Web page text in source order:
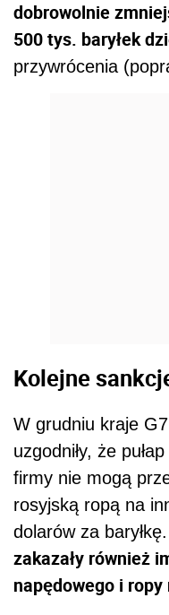
dobrowolnie
500 tys. baryłek
przywrócenia
Kolejne
W grudniu kraje
uzgodniły, że
firmy nie mogą
rosyjską ropą na
dolarów za baryłkę.
zakazały również
napędowego i